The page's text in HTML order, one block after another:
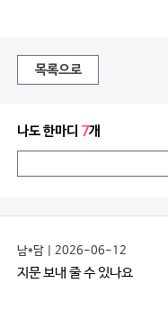
목록으로
나도 한마디 7개
남*담 | 2026-06-12
지문 보내 줄 수 있나요